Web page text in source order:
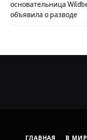
основательница
объявила о разводе
ГЛАВНАЯ В